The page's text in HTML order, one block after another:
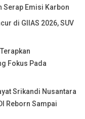
Serap Emisi Karbon
di GIIAS 2026, SUV
Fokus Pada
Srikandi Nusantara
Reborn Sampai